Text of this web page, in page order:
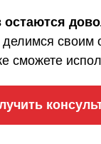
остаются
своим
сможете